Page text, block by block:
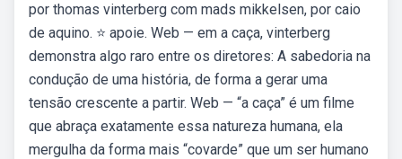
por thomas vinterberg com mads mikkelsen, por caio
de aquino. ⭐ apoie. Web — em a caça, vinterberg
demonstra algo raro entre os diretores: A sabedoria na
condução de uma história, de forma a gerar uma
tensão crescente a partir. Web — “a caça” é um filme
que abraça exatamente essa natureza humana, ela
mergulha da forma mais “covarde” que um ser humano